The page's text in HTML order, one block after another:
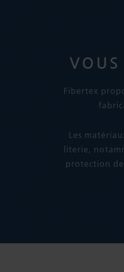
Fibertex
Les
literie,
protection